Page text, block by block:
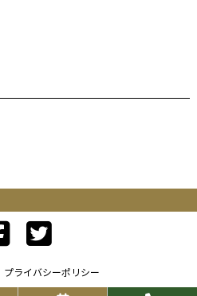
プライバシーポリシー